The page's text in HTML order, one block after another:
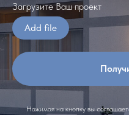
Загрузите Ваш проект
Add file
Нажимая на кнопку вы